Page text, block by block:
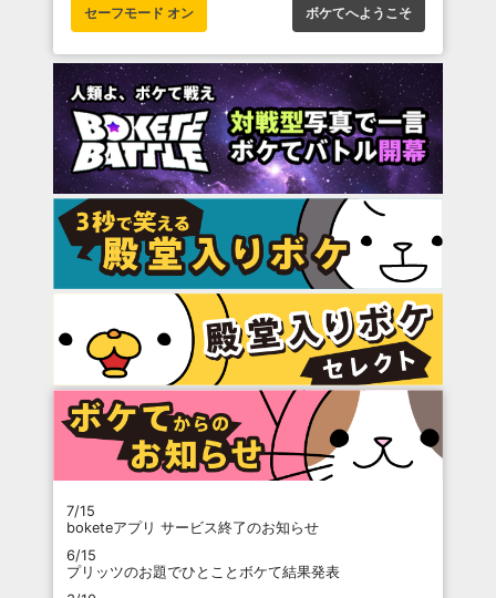
セーフモード オン ボケてへようこそ
7/15
boketeアプリ サービス終了のお知らせ
6/15
プリッツのお題でひとことボケて結果発表